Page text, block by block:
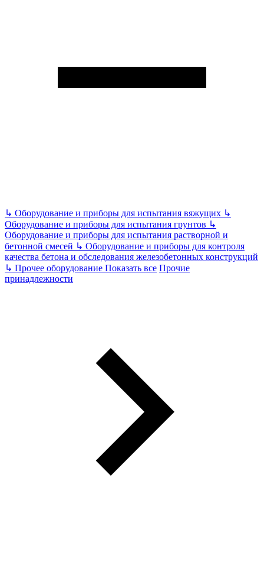
↳ Оборудование и приборы для испытания вяжущих ↳
Оборудование и приборы для испытания грунтов ↳
Оборудование и приборы для испытания растворной и
бетонной смесей ↳ Оборудование и приборы для контроля
качества бетона и обследования железобетонных конструкций
↳ Прочее оборудование Показать все Прочие
принадлежности